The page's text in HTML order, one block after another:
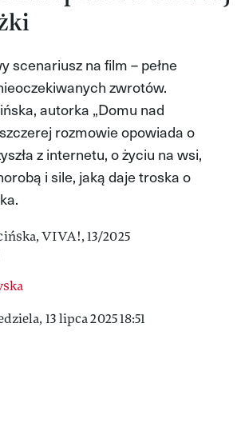
scenariusz na film – pełne
zwrotów.
autorka „Domu nad
rozmowie opowiada o
z internetu, o życiu na wsi,
i sile, jaką daje troska o
13 lipca 2025 18:51
whatsapp
przyjaciela